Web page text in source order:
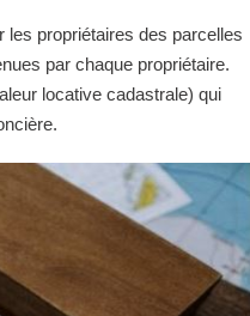
les propriétaires des parcelles
par chaque propriétaire.
locative cadastrale) qui